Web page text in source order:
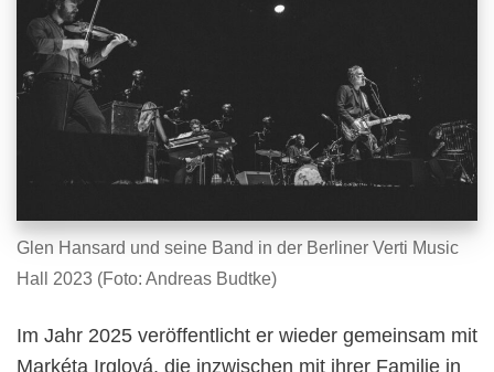
Glen Hansard und seine Band in der Berliner Verti Music
Hall 2023 (Foto: Andreas Budtke)
Im Jahr 2025 veröffentlicht er wieder gemeinsam mit
Markéta Irglová, die inzwischen mit ihrer Familie in